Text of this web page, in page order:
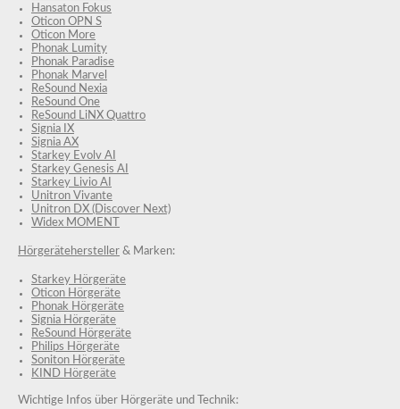
Hansaton Fokus
Oticon OPN S
Oticon More
Phonak Lumity
Phonak Paradise
Phonak Marvel
ReSound Nexia
ReSound One
ReSound LiNX Quattro
Signia IX
Signia AX
Starkey Evolv AI
Starkey Genesis AI
Starkey Livio AI
Unitron Vivante
Unitron DX (Discover Next)
Widex MOMENT
Hörgerätehersteller & Marken:
Starkey Hörgeräte
Oticon Hörgeräte
Phonak Hörgeräte
Signia Hörgeräte
ReSound Hörgeräte
Philips Hörgeräte
Soniton Hörgeräte
KIND Hörgeräte
Wichtige Infos über Hörgeräte und Technik: